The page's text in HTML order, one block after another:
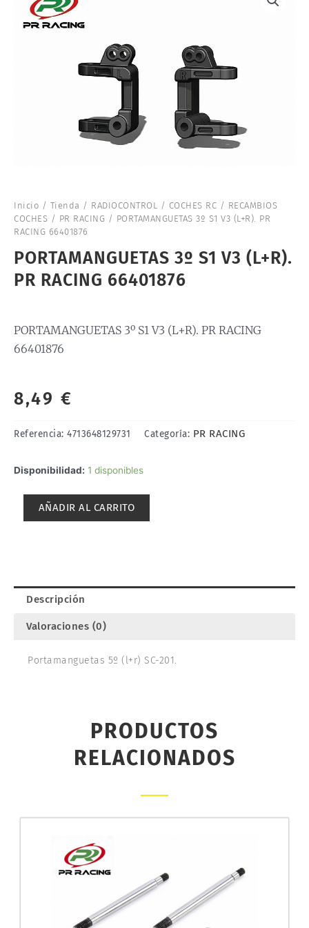
Inicio / Tienda / RADIOCONTROL / COCHES RC / RECAMBIOS
COCHES / PR RACING / PORTAMANGUETAS 3º S1 V3 (L+R). PR
RACING 66401876
PORTAMANGUETAS 3º S1 V3 (L+R).
PR RACING 66401876
PORTAMANGUETAS 3º S1 V3 (L+R). PR RACING
66401876
8,49 €
Referencia: 4713648129731 Categoría: PR RACING
Disponibilidad: 1 disponibles
PORTAMANGUETAS
cantidad
AÑADIR AL CARRITO
Descripción
Valoraciones (0)
Portamanguetas 5º (l+r) SC-201.
PRODUCTOS
RELACIONADOS